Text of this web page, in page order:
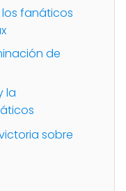
fanáticos
de
la
sobre